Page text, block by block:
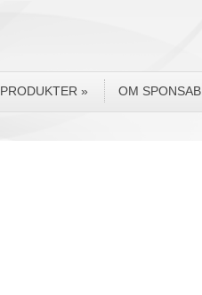
PRODUKTER » OM SPONSAB